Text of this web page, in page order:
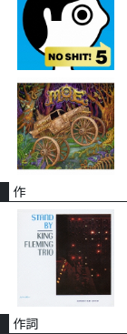
作
作詞